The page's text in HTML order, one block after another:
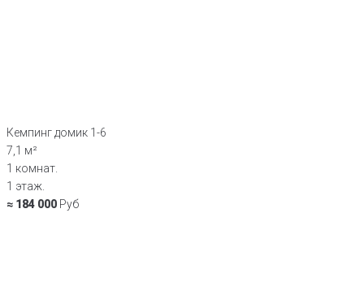
Кемпинг домик 1-6
7,1 м²
1 комнат.
1 этаж.
≈ 184 000 Руб